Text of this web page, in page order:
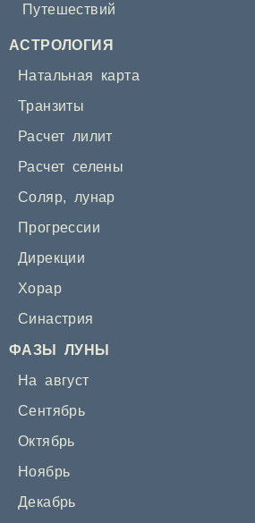
Путешествий
АСТРОЛОГИЯ
Натальная карта
Транзиты
Расчет лилит
Расчет селены
Соляр, лунар
Прогрессии
Дирекции
Хорар
Синастрия
ФАЗЫ ЛУНЫ
На август
Сентябрь
Октябрь
Ноябрь
Декабрь